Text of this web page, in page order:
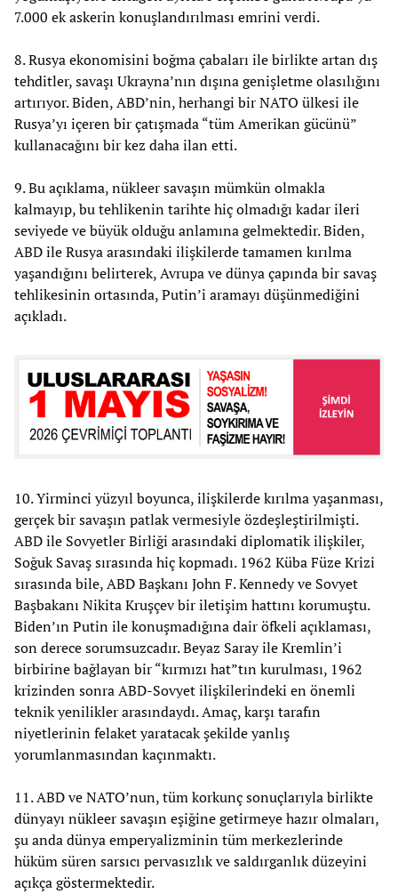
7.000 ek askerin konuşlandırılması emrini verdi.
8. Rusya ekonomisini boğma çabaları ile birlikte artan dış
tehditler, savaşı Ukrayna’nın dışına genişletme olasılığını
artırıyor. Biden, ABD’nin, herhangi bir NATO ülkesi ile
Rusya’yı içeren bir çatışmada “tüm Amerikan gücünü”
kullanacağını bir kez daha ilan etti.
9. Bu açıklama, nükleer savaşın mümkün olmakla
kalmayıp, bu tehlikenin tarihte hiç olmadığı kadar ileri
seviyede ve büyük olduğu anlamına gelmektedir. Biden,
ABD ile Rusya arasındaki ilişkilerde tamamen kırılma
yaşandığını belirterek, Avrupa ve dünya çapında bir savaş
tehlikesinin ortasında, Putin’i aramayı düşünmediğini
açıkladı.
10. Yirminci yüzyıl boyunca, ilişkilerde kırılma yaşanması,
gerçek bir savaşın patlak vermesiyle özdeşleştirilmişti.
ABD ile Sovyetler Birliği arasındaki diplomatik ilişkiler,
Soğuk Savaş sırasında hiç kopmadı. 1962 Küba Füze Krizi
sırasında bile, ABD Başkanı John F. Kennedy ve Sovyet
Başbakanı Nikita Kruşçev bir iletişim hattını korumuştu.
Biden’ın Putin ile konuşmadığına dair öfkeli açıklaması,
son derece sorumsuzcadır. Beyaz Saray ile Kremlin’i
birbirine bağlayan bir “kırmızı hat”tın kurulması, 1962
krizinden sonra ABD-Sovyet ilişkilerindeki en önemli
teknik yenilikler arasındaydı. Amaç, karşı tarafın
niyetlerinin felaket yaratacak şekilde yanlış
yorumlanmasından kaçınmaktı.
11. ABD ve NATO’nun, tüm korkunç sonuçlarıyla birlikte
dünyayı nükleer savaşın eşiğine getirmeye hazır olmaları,
şu anda dünya emperyalizminin tüm merkezlerinde
hüküm süren sarsıcı pervasızlık ve saldırganlık düzeyini
açıkça göstermektedir.